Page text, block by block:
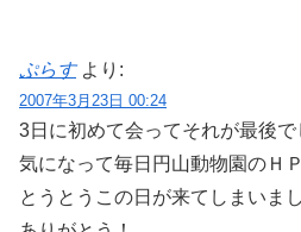
ぷらす より:
2007年3月23日 00:24
3日に初めて会ってそれが最後で
気になって毎日円山動物園のＨ
とうとうこの日が来てしまいまし